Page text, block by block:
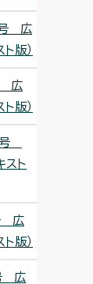
広
版）
広
版）
号
スト
広
版）
広